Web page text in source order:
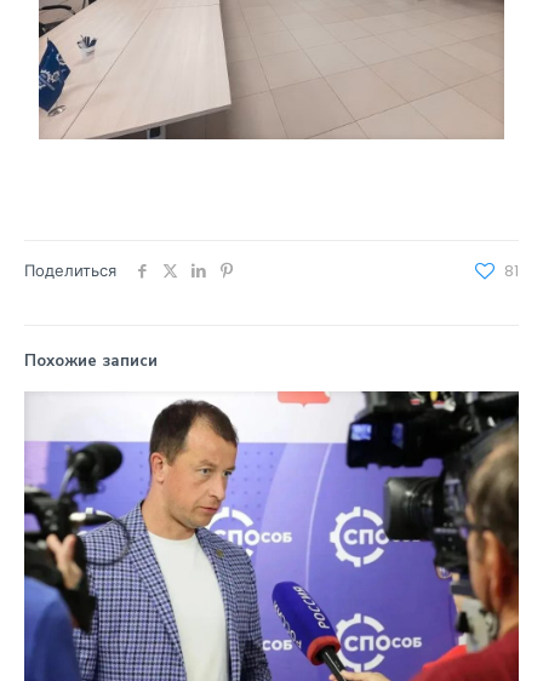
Поделиться 81
Похожие записи